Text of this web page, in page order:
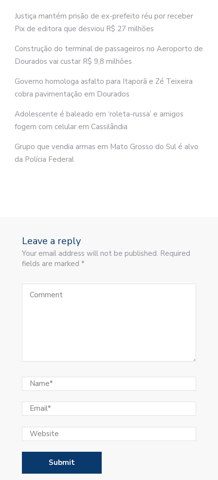
Justiça mantém prisão de ex-prefeito réu por receber
Pix de editora que desviou R$ 27 milhões
Construção do terminal de passageiros no Aeroporto de
Dourados vai custar R$ 9,8 milhões
Governo homologa asfalto para Itaporã e Zé Teixeira
cobra pavimentação em Dourados
Adolescente é baleado em ‘roleta-russa’ e amigos
fogem com celular em Cassilândia
Grupo que vendia armas em Mato Grosso do Sul é alvo
da Polícia Federal
Leave a reply
Your email address will not be published. Required
fields are marked *